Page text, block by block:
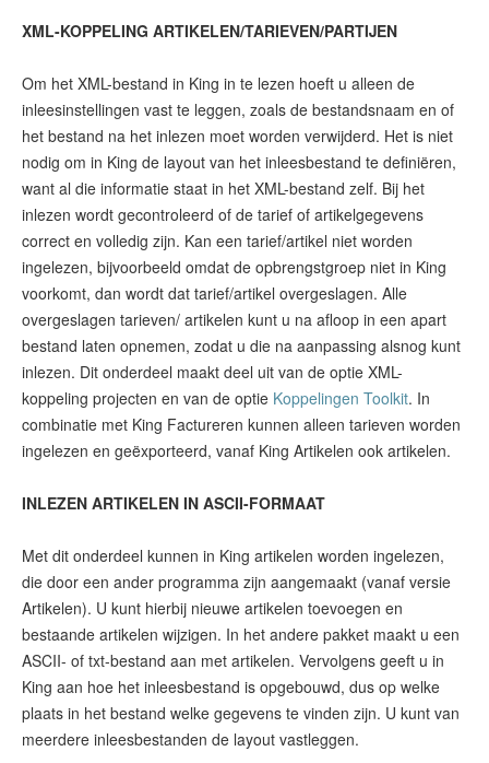
XML-KOPPELING ARTIKELEN/TARIEVEN/PARTIJEN
Om het XML-bestand in King in te lezen hoeft u alleen de
inleesinstellingen vast te leggen, zoals de bestandsnaam en of
het bestand na het inlezen moet worden verwijderd. Het is niet
nodig om in King de layout van het inleesbestand te definiëren,
want al die informatie staat in het XML-bestand zelf. Bij het
inlezen wordt gecontroleerd of de tarief of artikelgegevens
correct en volledig zijn. Kan een tarief/artikel niet worden
ingelezen, bijvoorbeeld omdat de opbrengstgroep niet in King
voorkomt, dan wordt dat tarief/artikel overgeslagen. Alle
overgeslagen tarieven/ artikelen kunt u na afloop in een apart
bestand laten opnemen, zodat u die na aanpassing alsnog kunt
inlezen. Dit onderdeel maakt deel uit van de optie XML-
koppeling projecten en van de optie Koppelingen Toolkit. In
combinatie met King Factureren kunnen alleen tarieven worden
ingelezen en geëxporteerd, vanaf King Artikelen ook artikelen.
INLEZEN ARTIKELEN IN ASCII-FORMAAT
Met dit onderdeel kunnen in King artikelen worden ingelezen,
die door een ander programma zijn aangemaakt (vanaf versie
Artikelen). U kunt hierbij nieuwe artikelen toevoegen en
bestaande artikelen wijzigen. In het andere pakket maakt u een
ASCII- of txt-bestand aan met artikelen. Vervolgens geeft u in
King aan hoe het inleesbestand is opgebouwd, dus op welke
plaats in het bestand welke gegevens te vinden zijn. U kunt van
meerdere inleesbestanden de layout vastleggen.